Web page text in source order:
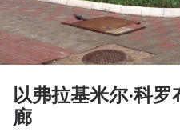
以弗拉基米尔·科
廊